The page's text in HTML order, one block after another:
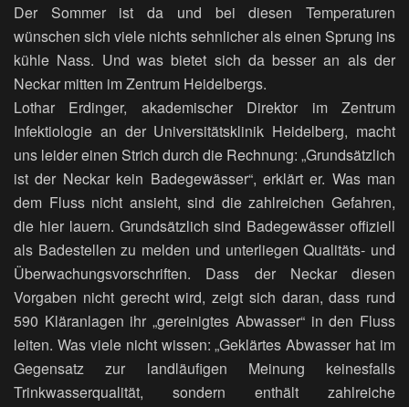
Der Sommer ist da und bei diesen Temperaturen
wünschen sich viele nichts sehnlicher als einen Sprung ins
kühle Nass. Und was bietet sich da besser an als der
Neckar mitten im Zentrum Heidelbergs.
Lothar Erdinger, akademischer Direktor im Zentrum
Infektiologie an der Universitätsklinik Heidelberg, macht
uns leider einen Strich durch die Rechnung: „Grundsätzlich
ist der Neckar kein Badegewässer“, erklärt er. Was man
dem Fluss nicht ansieht, sind die zahlreichen Gefahren,
die hier lauern. Grundsätzlich sind Badegewässer offiziell
als Badestellen zu melden und unterliegen Qualitäts- und
Überwachungsvorschriften. Dass der Neckar diesen
Vorgaben nicht gerecht wird, zeigt sich daran, dass rund
590 Kläranlagen ihr „gereinigtes Abwasser“ in den Fluss
leiten. Was viele nicht wissen: „Geklärtes Abwasser hat im
Gegensatz zur landläufigen Meinung keinesfalls
Trinkwasserqualität, sondern enthält zahlreiche